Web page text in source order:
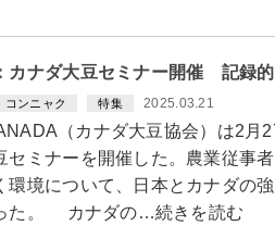
カナダ大豆セミナー開催 記録
コンニャク 特集 2025.03.21
（カナダ大豆協会）は2月
セミナーを開催した。農業従事
環境について、日本とカナダの
た。 カナダの…続きを読む